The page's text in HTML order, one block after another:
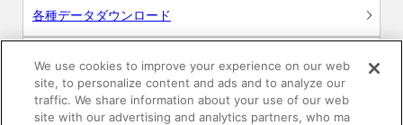
各種データダウンロード
WEB見積・各種シミュレーション
交換用部品の購入
We use cookies to improve your experience on our web
site, to personalize content and ads and to analyze our
traffic. We share information about your use of our web
site with our advertising and analytics partners, who ma